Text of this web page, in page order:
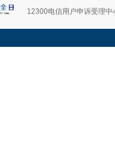
12300电信用户申诉受理中